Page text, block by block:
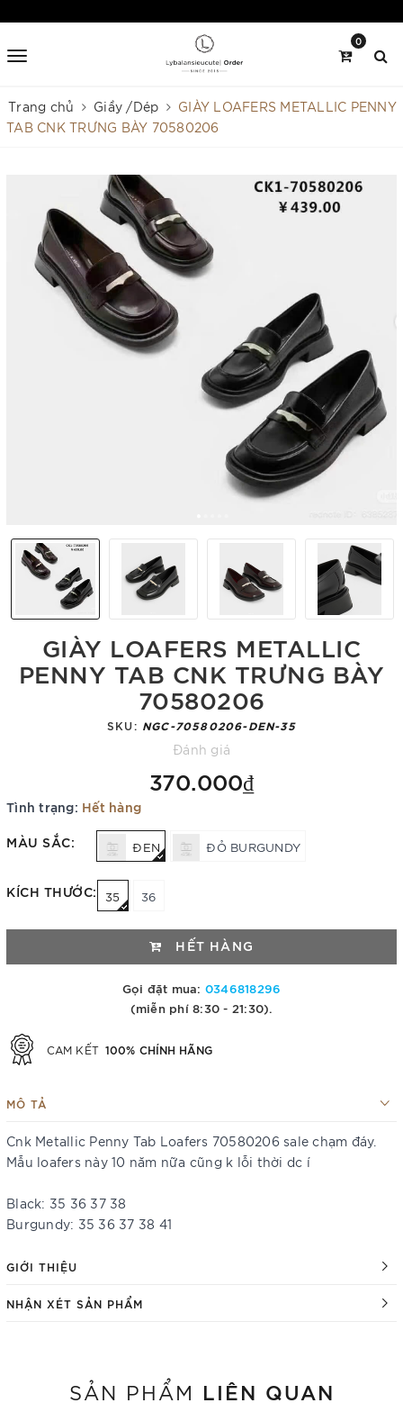
0
Trang chủ Giầy /Dép
GIÀY LOAFERS METALLIC PENNY
TAB CNK TRƯNG BÀY 70580206
GIÀY LOAFERS METALLIC
PENNY TAB CNK TRƯNG BÀY
70580206
SKU: NGC-70580206-DEN-35
Đánh giá
370.000₫
Tình trạng: Hết hàng
MÀU SẮC: ĐEN ĐỎ BURGUNDY
KÍCH THƯỚC: 35 36
HẾT HÀNG
Gọi đặt mua: 0346818296
(miễn phí 8:30 - 21:30).
CAM KẾT 100% CHÍNH HÃNG
MÔ TẢ
Cnk Metallic Penny Tab Loafers 70580206 sale chạm đáy.
Mẫu loafers này 10 năm nữa cũng k lỗi thời dc í
Black: 35 36 37 38
Burgundy: 35 36 37 38 41
GIỚI THIỆU
NHẬN XÉT SẢN PHẨM
SẢN PHẨM LIÊN QUAN